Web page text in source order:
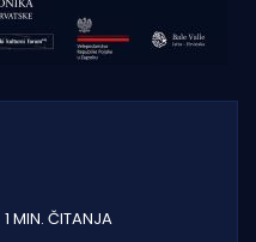
1 MIN. ČITANJA